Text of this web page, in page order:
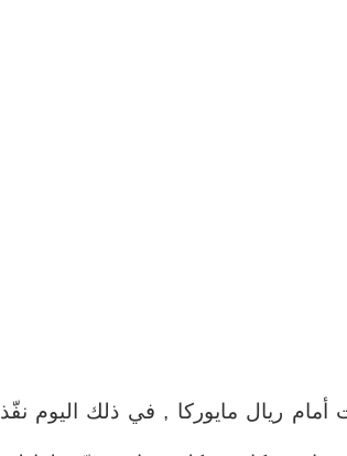
أمام ريال مايوركا , في ذلك اليوم نفّذ